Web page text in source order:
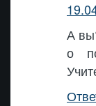
А
о